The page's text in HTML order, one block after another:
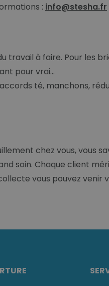
: info@stesha.fr
travail à faire. Pour les
pour vrai…
té, manchons,
chez vous, vous
soin. Chaque client
vous pouvez venir